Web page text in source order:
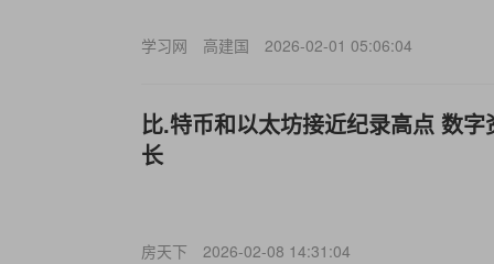
学习网 高建国 2026-02-01 05:06:04
比.特币和以太坊接近纪录高点 数
长
房天下 2026-02-08 14:31:04